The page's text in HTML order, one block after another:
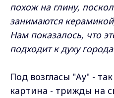
похож на глину,
занимаются
Нам показалось, что
подходит к духу
Под возгласы "Ау" -
картина - трижды на